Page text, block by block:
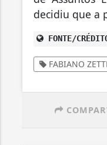
decidiu que a
FONTE/
FABIANO